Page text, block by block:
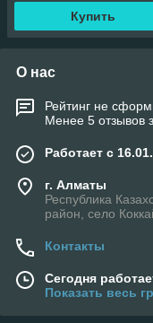
Купить
О нас
Рейтинг не
Менее 5 отзывов
Работает с
г. Алматы
Республика
район, село
Контакты
Сегодня
Показать весь